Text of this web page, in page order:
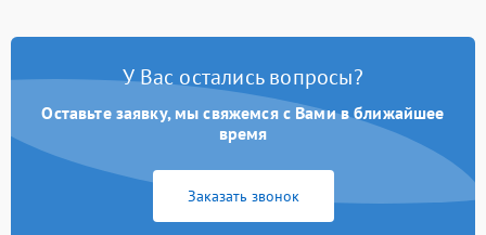
У Вас остались вопросы?
Оставьте заявку, мы свяжемся с Вами в ближайшее
время
Заказать звонок